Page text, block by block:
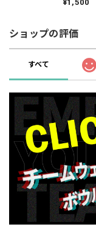
¥1,500
ショップの評価
すべて